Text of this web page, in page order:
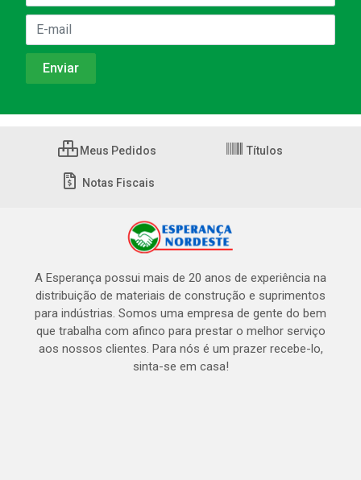
Meus Pedidos Títulos
Notas Fiscais
A Esperança possui mais de 20 anos de experiência na
distribuição de materiais de construção e suprimentos
para indústrias. Somos uma empresa de gente do bem
que trabalha com afinco para prestar o melhor serviço
aos nossos clientes. Para nós é um prazer recebe-lo,
sinta-se em casa!